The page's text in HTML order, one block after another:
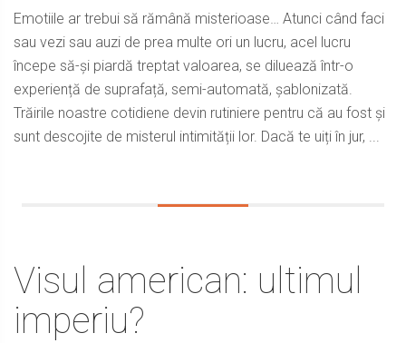
Emotiile ar trebui să rămână misterioase… Atunci când faci
sau vezi sau auzi de prea multe ori un lucru, acel lucru
începe să-și piardă treptat valoarea, se diluează într-o
experiență de suprafață, semi-automată, șablonizată.
Trăirile noastre cotidiene devin rutiniere pentru că au fost și
sunt descojite de misterul intimității lor. Dacă te uiți în jur, ...
Visul american: ultimul
imperiu?